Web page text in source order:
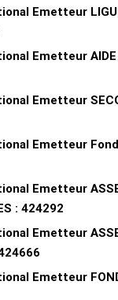
Emetteur
Emetteur AIDE
Emetteur
Emetteur
Emetteur
: 424292
Emetteur
Emetteur